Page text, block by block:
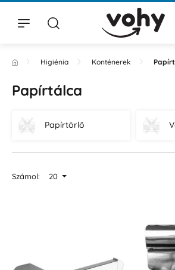
Higiénia Konténerek
Papírtálca
Papírtörlő
Számol: 20